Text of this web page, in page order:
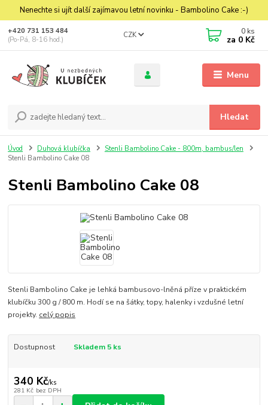
Nenechte si ujít další zajímavou letní novinku - Bambolino Cake :-)
Menu
CZK
Hledat
+420 731 153 484
(Po-Pá, 8-16 hod.)
0 ks
za 0 Kč
Úvod Duhová klubíčka
Stenli Bambolino Cake - 800m, bambus/len
Stenli Bambolino Cake 08
Stenli Bambolino Cake 08
Stenli Bambolino Cake je lehká bambusovo-lněná příze v praktickém
klubíčku 300 g / 800 m. Hodí se na šátky, topy, halenky i vzdušné letní
projekty. celý popis
Dostupnost Skladem 5 ks
340 Kč/ks
281 Kč bez DPH